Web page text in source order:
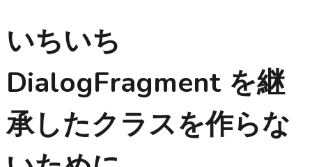
いちいち
DialogFragment を継
承したクラスを作らな